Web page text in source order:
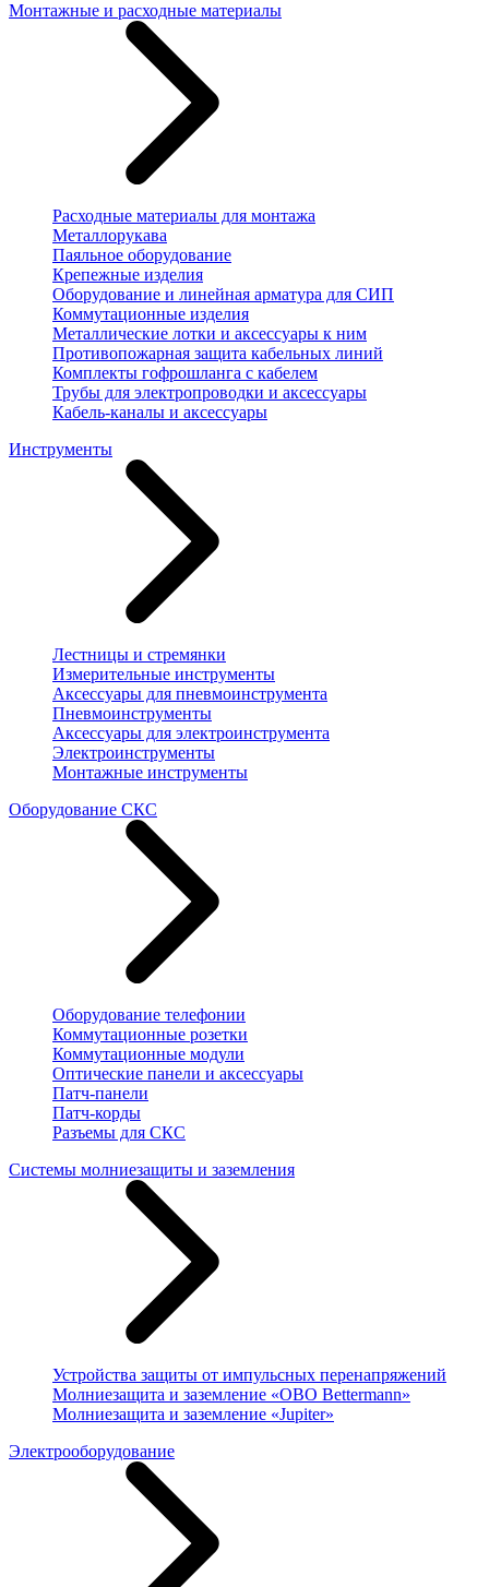
Монтажные и расходные материалы
Расходные материалы для монтажа
Металлорукава
Паяльное оборудование
Крепежные изделия
Оборудование и линейная арматура для СИП
Коммутационные изделия
Металлические лотки и аксессуары к ним
Противопожарная защита кабельных линий
Комплекты гофрошланга с кабелем
Трубы для электропроводки и аксессуары
Кабель-каналы и аксессуары
Инструменты
Лестницы и стремянки
Измерительные инструменты
Аксессуары для пневмоинструмента
Пневмоинструменты
Аксессуары для электроинструмента
Электроинструменты
Монтажные инструменты
Оборудование СКС
Оборудование телефонии
Коммутационные розетки
Коммутационные модули
Оптические панели и аксессуары
Патч-панели
Патч-корды
Разъемы для СКС
Системы молниезащиты и заземления
Устройства защиты от импульсных перенапряжений
Молниезащита и заземление «OBO Bettermann»
Молниезащита и заземление «Jupiter»
Электрооборудование